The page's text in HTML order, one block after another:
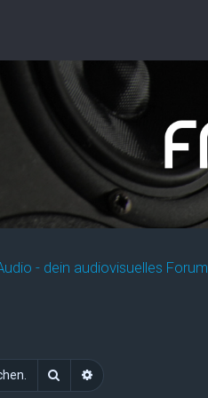
- dein audiovisuelles Forum
Suche Erweiterte Suche